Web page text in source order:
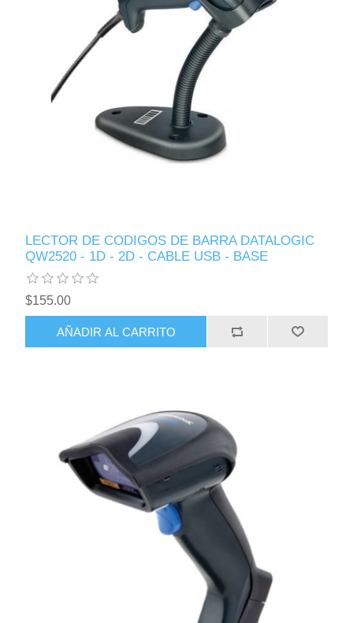
LECTOR DE CODIGOS DE BARRA DATALOGIC
QW2520 - 1D - 2D - CABLE USB - BASE
$155.00
AÑADIR AL CARRITO